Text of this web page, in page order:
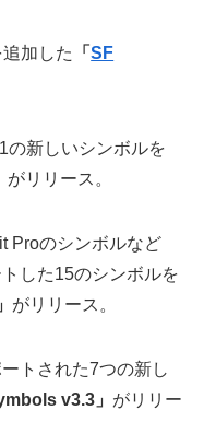
加した
「SF
新しいシンボルを
がリリース。
Proのシンボルなど
した15のシンボルを
」 がリリース。
トされた7つの新し
v3.3」 がリリー